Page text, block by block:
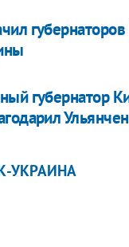
губернатор
УКРАИНА